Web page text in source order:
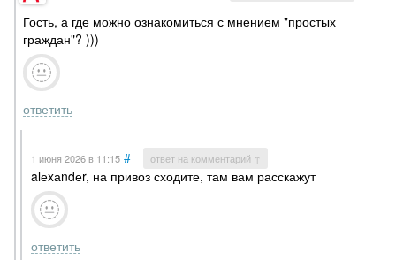
Гость, а где можно ознакомиться с мнением "простых
граждан"? )))
ответить
1 июня 2026в 11:15 # ответ на комментарий ↑
alеxаndеr, на привоз сходите, там вам расскажут
ответить